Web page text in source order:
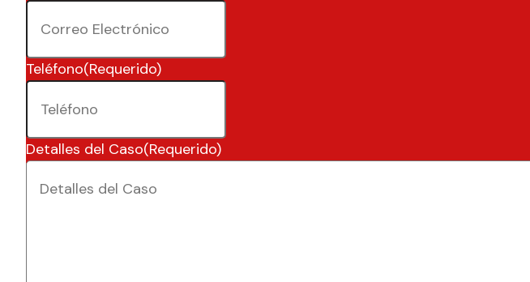
Teléfono(Requerido)
Detalles del Caso(Requerido)